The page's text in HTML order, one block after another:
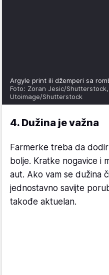
Argyle print ili džemperi sa
Foto: Zoran Jesic/
Utoimage/Shutterstock
4. Dužina je važna
Farmerke treba da
bolje. Kratke nogavice i
aut. Ako vam se dužina
jednostavno savijte
takođe aktuelan.